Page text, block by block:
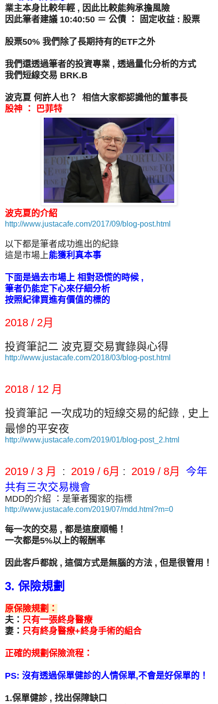
業主本身比較年輕 , 因此比較能夠承擔風險
因此筆者建議 10:40:50 ＝ 公債 ： 固定收益 : 股票
股票50% 我們除了長期持有的ETF之外
我們還透過筆者的投資專業 , 透過量化分析的方式
我們短線交易 BRK.B
波克夏 何許人也？ 相信大家都認識他的董事長
股神 ： 巴菲特
波克夏的介紹
http://www.justacafe.com/2017/09/blog-post.html
以下都是筆者成功進出的紀錄
這是市場上能獲利真本事
下面是過去市場上 相對恐慌的時候 ,
筆者仍能定下心來仔細分析
按照紀律買進有價值的標的
2018 / 2月
投資筆記二 波克夏交易實錄與心得
http://www.justacafe.com/2018/03/blog-post.html
2018 / 12 月
投資筆記 一次成功的短線交易的紀錄 , 史上
最慘的平安夜
http://www.justacafe.com/2019/01/blog-post_2.html
2019 / 3 月 : 2019 / 6月 : 2019 / 8月 今年
共有三次交易機會
MDD的介紹 ：是筆者獨家的指標
http://www.justacafe.com/2019/07/mdd.html?m=0
每一次的交易 , 都是這麼順暢！
一次都是5%以上的報酬率
因此客戶都說 , 這個方式是無腦的方法 , 但是很管用！
3. 保險規劃
原保險規劃：
夫： 只有一張終身醫療
妻： 只有終身醫療+終身手術的組合
正確的規劃保險流程：
PS: 沒有透過保單健診的人情保單,不會是好保單的！
1.保單健診 , 找出保障缺口